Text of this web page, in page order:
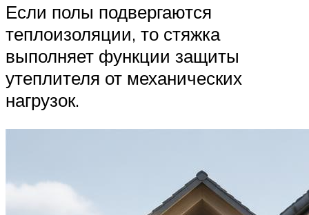
Если полы подвергаются
теплоизоляции, то стяжка
выполняет функции защиты
утеплителя от механических
нагрузок.